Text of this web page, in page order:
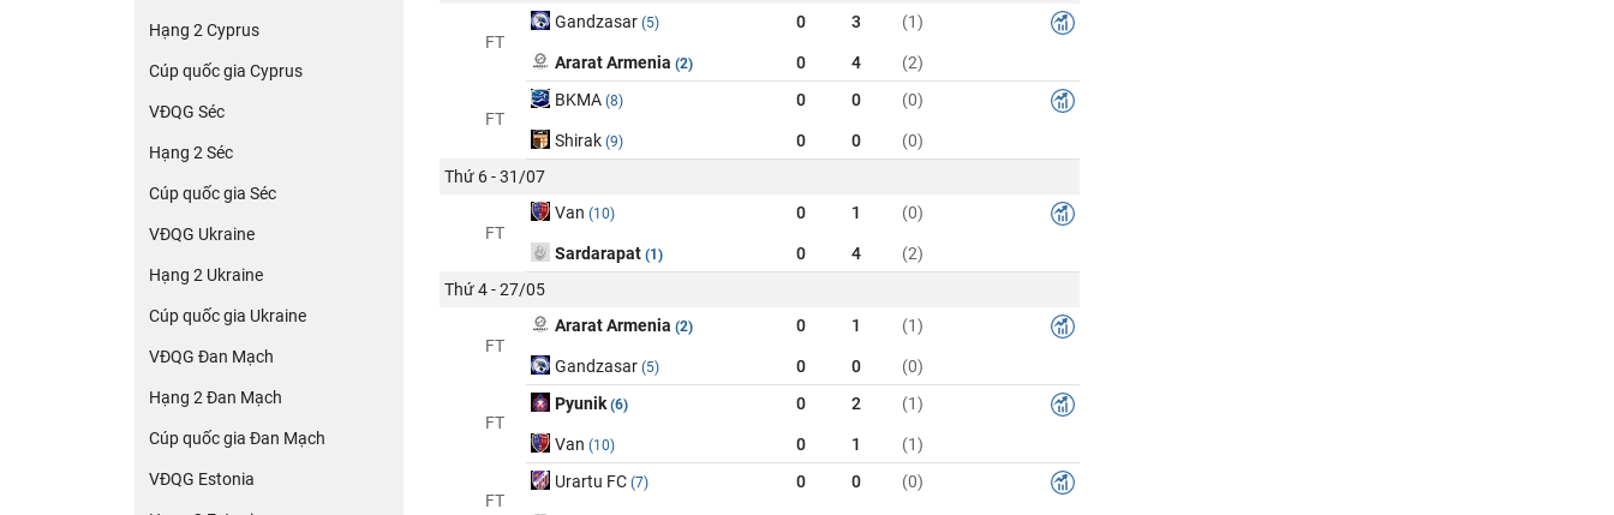
Hạng 2 Cyprus
Cúp quốc gia Cyprus
VĐQG Séc
Hạng 2 Séc
Cúp quốc gia Séc
VĐQG Ukraine
Hạng 2 Ukraine
Cúp quốc gia Ukraine
VĐQG Đan Mạch
Hạng 2 Đan Mạch
Cúp quốc gia Đan Mạch
VĐQG Estonia
FT
Gandzasar (5) 0 3 (1)
Ararat Armenia (2) 0 4 (2)
FT
BKMA (8) 0 0 (0)
Shirak (9) 0 0
(0)
Thứ 6 - 31/07
FT
Van (10) 0 1 (0)
Sardarapat (1) 0 4
(2)
Thứ 4 - 27/05
FT
Ararat Armenia (2) 0 1 (1)
Gandzasar (5) 0 0 (0)
FT
Pyunik (6) 0 2 (1)
Van (10) 0 1 (1)
FT
Urartu FC (7) 0 0 (0)